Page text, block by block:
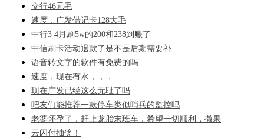
交行46元毛
速度，广发借记卡128大毛
中行3 4月刷5w的200和238到账了
中信刷卡活动退款了是不是后期需要补
语音转文字的软件有免费的吗
速度，现在有水，，，
现在广发已经这么无耻了吗
吧友们能推荐一款停车类似哨兵的监控吗
老婆怀孕了，赶上龙胎末班车，希望一切顺利，撒果
云闪付抽奖！